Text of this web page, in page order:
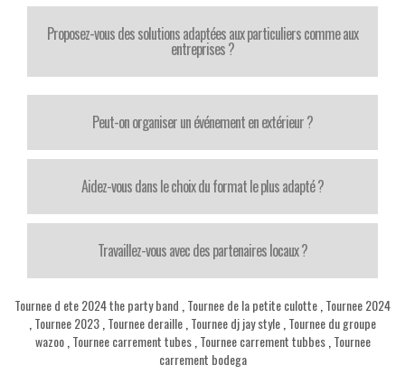
Proposez-vous des solutions adaptées aux particuliers comme aux
entreprises ?
Peut-on organiser un événement en extérieur ?
Aidez-vous dans le choix du format le plus adapté ?
Travaillez-vous avec des partenaires locaux ?
Tournee d ete 2024 the party band Tournee de la petite culotte Tournee 2024
Tournee 2023 Tournee deraille Tournee dj jay style Tournee du groupe
wazoo, Tournee carrement tubes, Tournee carrement tubbes, Tournee
carrement bodega